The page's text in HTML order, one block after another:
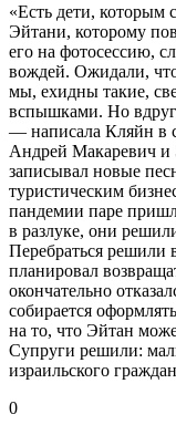
«Есть дети, которым
Эйтани, которому
его на фотосессию,
вождей. Ожидали, что
мы, ехидны такие,
вспышками. Но вдруг
— написала Кляйн в
Андрей Макаревич
записывал новые
туристическим
пандемии паре
в разлуке, они
Перебраться решили
планировал
окончательно
собирается
на то, что Эйтан
Супруги решили:
израильского
0